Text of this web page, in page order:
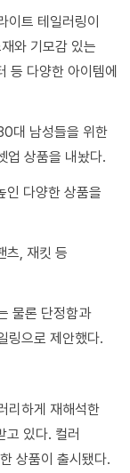
이트 테일러링이
와 기모감 있는
등 다양한 아이템에
대 남성들을 위한
업 상품을 내놨다.
인 다양한 상품을
츠, 재킷 등
물론 단정함과
링으로 제안했다.
리하게 재해석한
고 있다. 컬러
상품이 출시됐다.